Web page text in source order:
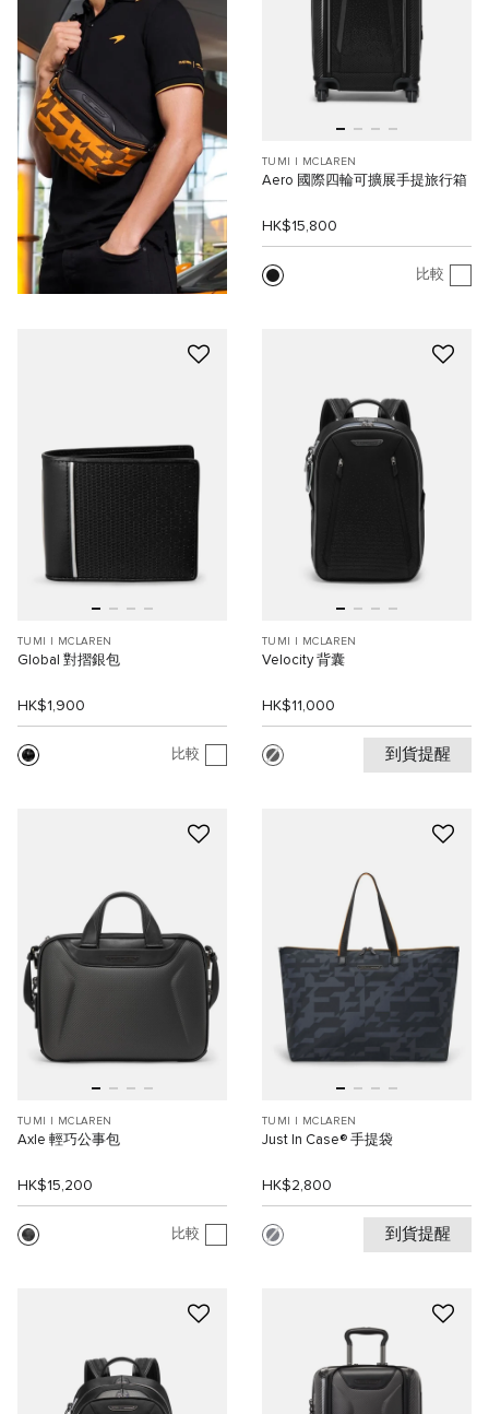
TUMI I MCLAREN
Aero 國際四輪可擴展手提旅行箱
HK$15,800
比較
TUMI I MCLAREN
Global 對摺銀包
HK$1,900
比較
TUMI I MCLAREN
Velocity 背囊
HK$11,000
到貨提醒
TUMI I MCLAREN
Axle 輕巧公事包
HK$15,200
比較
TUMI I MCLAREN
Just In Case® 手提袋
HK$2,800
到貨提醒